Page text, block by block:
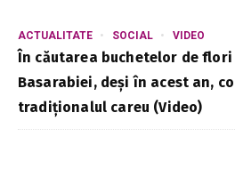
ACTUALITATE SOCIAL VIDEO
În căutarea buchetelor de
Basarabiei, deși în acest an,
tradiționalul careu (Video)